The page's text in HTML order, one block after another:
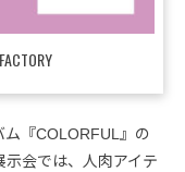
『COLORFUL』の
示会では、人肉アイテ